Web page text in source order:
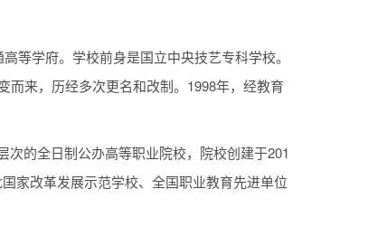
等学府。学校前身是国立中央技艺专科学校。
而来，历经多次更名和改制。1998年，经教育
的全日制公办高等职业院校，院校创建于201
家改革发展示范学校、全国职业教育先进单位